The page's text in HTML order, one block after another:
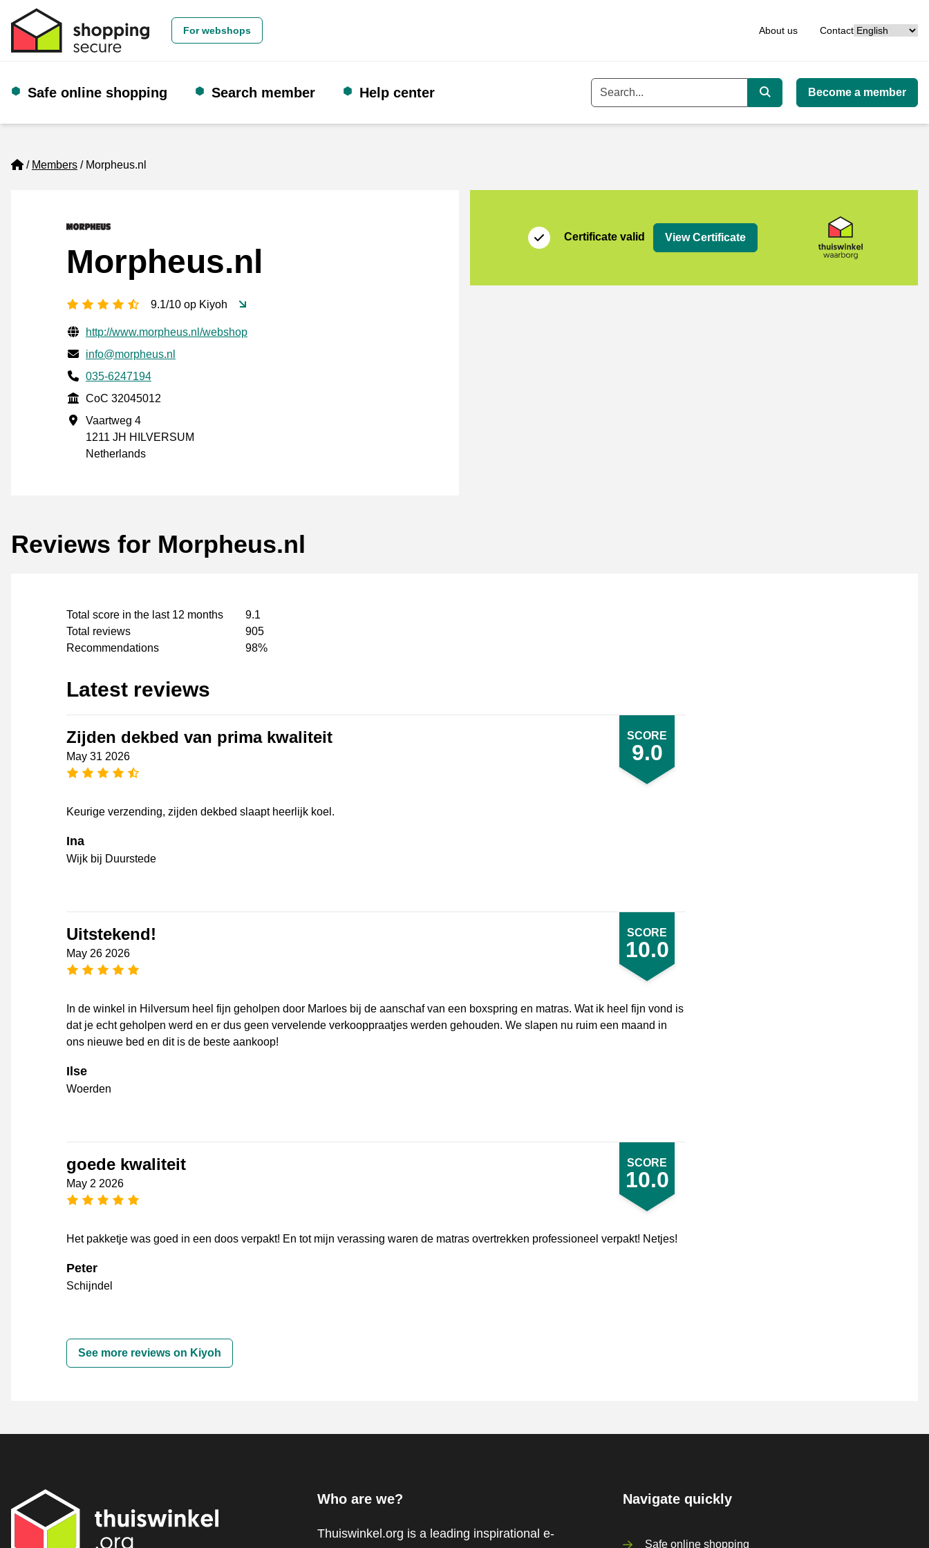
For webshops About us ContactLanguage
Safe online shopping Search member Help center Keyword
Search
Become a member
Home
Members Morpheus.nl
Morpheus.nl
4.5 stars
9.1/10 op Kiyoh
Verified contact information
Website URL
http://www.morpheus.nl/webshop
Email
info@morpheus.nl
Phone number
035-6247194
CoC
CoC 32045012
Business address
Vaartweg 4
1211 JH HILVERSUM
Netherlands
Certificate valid View Certificate
Reviews for Morpheus.nl
Total score in the last 12 months
9.1
Total reviews
905
Recommendations
98%
Latest reviews
SCORE
9.0
Zijden dekbed van prima kwaliteit
May 31 2026
4.5 stars
Keurige verzending, zijden dekbed slaapt heerlijk koel.
Ina
Wijk bij Duurstede
SCORE
10.0
Uitstekend!
May 26 2026
5 stars
In de winkel in Hilversum heel fijn geholpen door Marloes bij de aanschaf van een boxspring en matras. Wat ik heel fijn vond is
dat je echt geholpen werd en er dus geen vervelende verkooppraatjes werden gehouden. We slapen nu ruim een maand in
ons nieuwe bed en dit is de beste aankoop!
Ilse
Woerden
SCORE
10.0
goede kwaliteit
May 2 2026
5 stars
Het pakketje was goed in een doos verpakt! En tot mijn verassing waren de matras overtrekken professioneel verpakt! Netjes!
Peter
Schijndel
See more reviews on Kiyoh
Who are we?
Thuiswinkel.org is a leading inspirational e-
Navigate quickly
Safe online shopping